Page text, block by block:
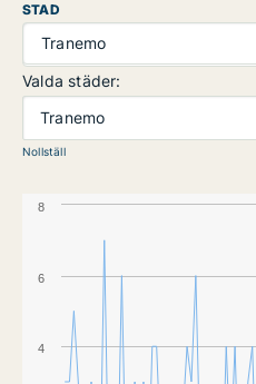
STAD
Tranemo
Valda städer:
Tranemo
Nollställ
4
6
8